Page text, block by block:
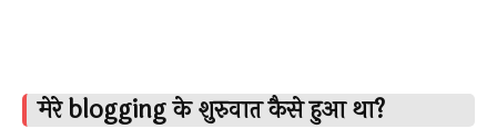
मेरे blogging के शुरुवात कैसे हुआ था?